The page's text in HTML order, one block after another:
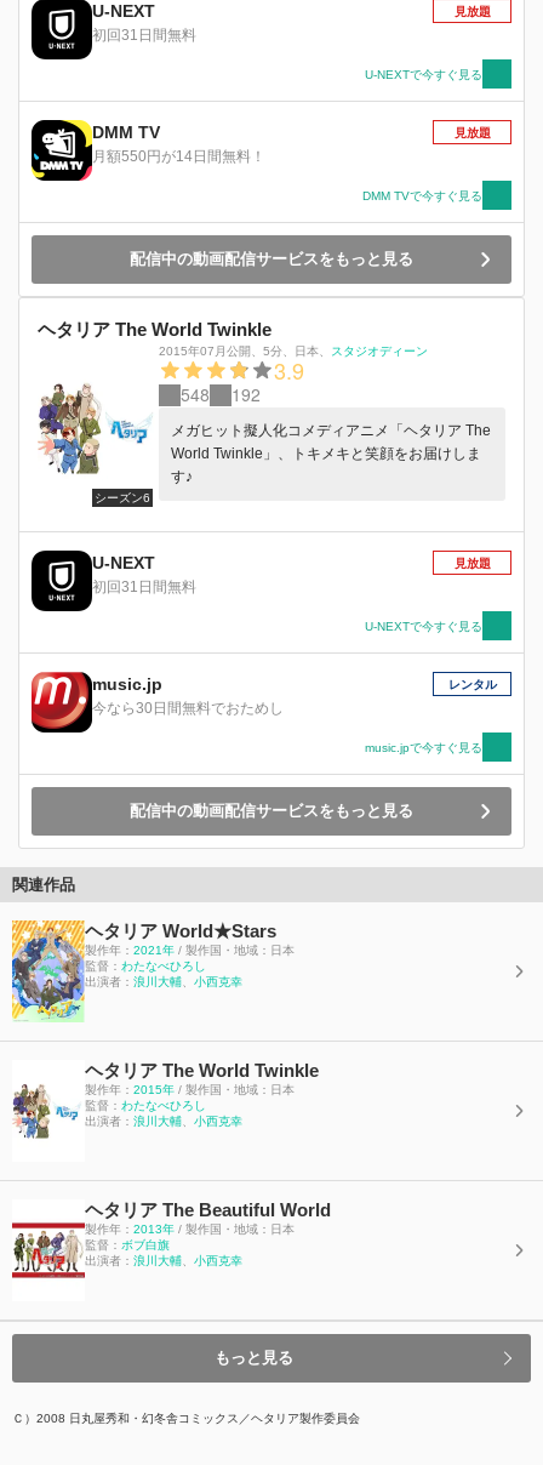
U-NEXT
初回31日間無料
見放題
U-NEXTで今すぐ見る
DMM TV
月額550円が14日間無料！
見放題
DMM TVで今すぐ見る
配信中の動画配信サービスをもっと見る
ヘタリア The World Twinkle
シーズン6
2015年07月公開 5分 日本 スタジオディーン
3.9
548 192
メガヒット擬人化コメディアニメ「ヘタリア The
World Twinkle」、トキメキと笑顔をお届けしま
す♪
U-NEXT
初回31日間無料
見放題
U-NEXTで今すぐ見る
music.jp
今なら30日間無料でおためし
レンタル
music.jpで今すぐ見る
配信中の動画配信サービスをもっと見る
関連作品
ヘタリア World★Stars
製作年： 2021年 / 製作国・地域：日本
監督： わたなべひろし
出演者： 浪川大輔 小西克幸
ヘタリア The World Twinkle
製作年： 2015年 / 製作国・地域：日本
監督： わたなべひろし
出演者： 浪川大輔 小西克幸
ヘタリア The Beautiful World
製作年： 2013年 / 製作国・地域：日本
監督： ボブ白旗
出演者： 浪川大輔 小西克幸
もっと見る
Ｃ）2008 日丸屋秀和・幻冬舎コミックス／ヘタリア製作委員会